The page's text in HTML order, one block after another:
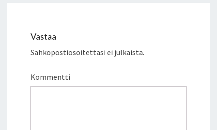
Vastaa
Sähköpostiosoitettasi ei julkaista.
Kommentti